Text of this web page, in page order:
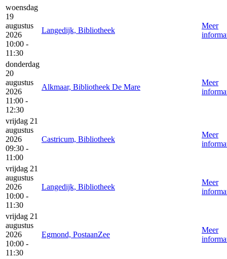
woensdag
19
augustus
2026
10:00 -
11:30
Langedijk, Bibliotheek
Meer
donderdag
20
augustus
2026
11:00 -
12:30
Alkmaar, Bibliotheek De Mare
Meer
vrijdag 21
augustus
2026
09:30 -
11:00
Castricum, Bibliotheek
Meer
vrijdag 21
augustus
2026
10:00 -
11:30
Langedijk, Bibliotheek
Meer
vrijdag 21
augustus
2026
10:00 -
11:30
Egmond, PostaanZee
Meer